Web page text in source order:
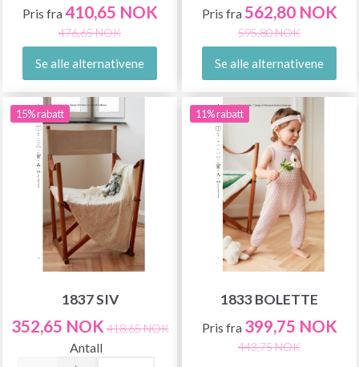
Pris fra410,65 NOK
476,65 NOK
Se alle alternativene
Pris fra 562,80 NOK
595,80 NOK
Se alle alternativene
15% rabatt
1837 SIV
352,65 NOK 418,65 NOK
Antall
11% rabatt
1833 BOLETTE
Pris fra 399,75 NOK
443,75 NOK